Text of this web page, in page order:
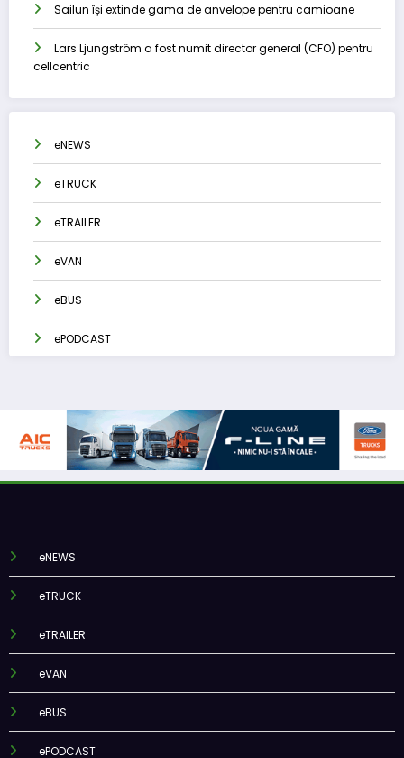
Sailun își extinde gama de anvelope pentru camioane
Lars Ljungström a fost numit director general (CFO) pentru
cellcentric
eNEWS
eTRUCK
eTRAILER
eVAN
eBUS
ePODCAST
eNEWS
eTRUCK
eTRAILER
eVAN
eBUS
ePODCAST